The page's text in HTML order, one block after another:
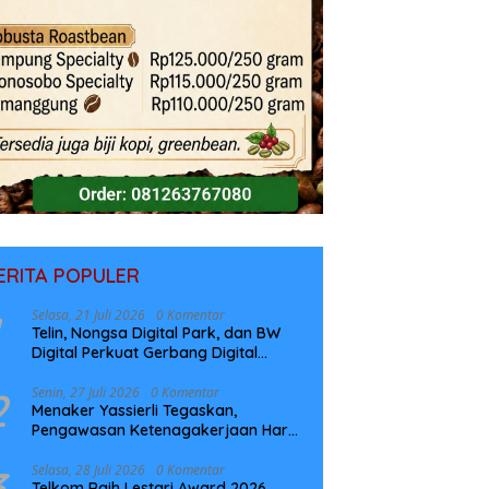
POPULER
Selasa, 21 Juli 2026 0 Komentar
Telin, Nongsa Digital Park, dan BW
Digital Perkuat Gerbang Digital
NCC
Senin, 27 Juli 2026 0 Komentar
Menaker Yassierli Tegaskan,
Pengawasan Ketenagakerjaan Harus
Selasa, 28 Juli 2026 0 Komentar